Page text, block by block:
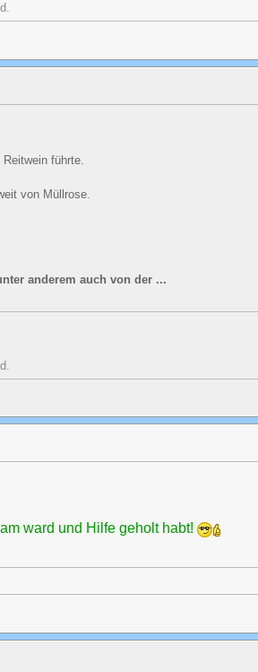
führte.
von Müllrose.
anderem auch von der ...
ward und Hilfe geholt habt!